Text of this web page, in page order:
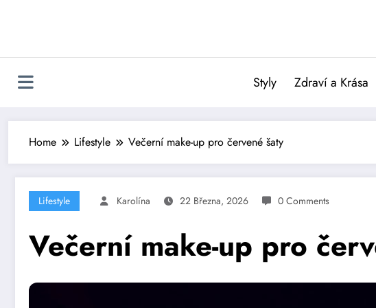
Styly Zdraví a Krása
Home Lifestyle Večerní make-up pro červené šaty
Lifestyle Karolína 22 Března, 2026 0 Comments
Večerní make-up pro